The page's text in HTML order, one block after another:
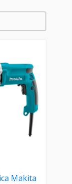
Makita